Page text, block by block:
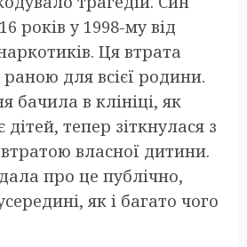
років у 1998-му від
Ця втрата
для всієї родини.
бачила в клініці, як
тепер зіткнулася з
власної дитини.
про це публічно,
як і багато чого